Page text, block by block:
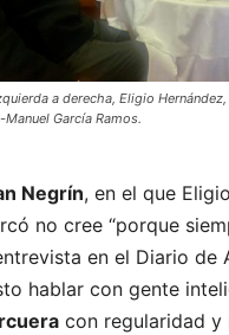
a derecha, Eligio
Manuel García Ramos.
Negrín, en el que
no cree “porque
en el Diario de
hablar con gente
con regularidad